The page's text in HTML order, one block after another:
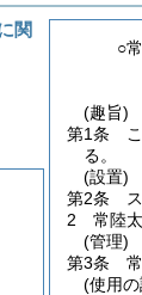
○
(趣旨)
第1条
る。
(設置)
第2条
2
常陸
(管理)
第3条
(使用
関